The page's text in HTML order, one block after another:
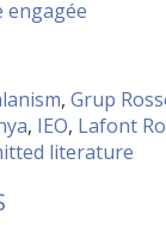
, Grup
, IEO, Lafont
literature